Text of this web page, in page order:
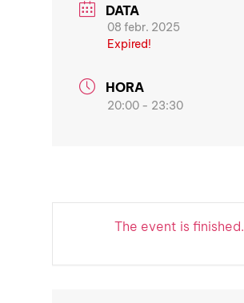
DATA
08 febr. 2025
Expired!
HORA
20:00 - 23:30
The event is finished.